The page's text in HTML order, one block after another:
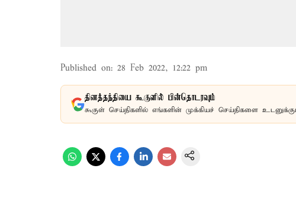
Published on: 28 Feb 2022, 12:22 pm
தினத்தந்தியை கூகுளில் பின்தொடரவும்
கூகுள் செய்திகளில் எங்களின் முக்கியச் செய்திகளை